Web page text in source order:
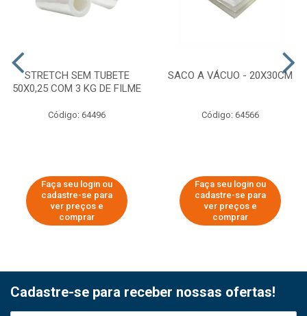
STRETCH SEM TUBETE
50X0,25 COM 3 KG DE FILME
Código: 64496
Faça seu login ou
cadastre-se para
ver preços e
comprar
SACO A VÁCUO - 20X30CM
Código: 64566
Faça seu login ou
cadastre-se para
ver preços e
comprar
Cadastre-se para receber nossas ofertas!